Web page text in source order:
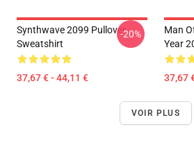
Synthwave 2099 Pullover
Sweatshirt
37,67 € - 44,11 €
-20%
Man
Year
37,67
VOIR PLUS